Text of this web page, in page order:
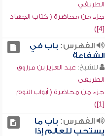
الطريفي
جزء من محاضرة ( كتاب الجهاد
[4])
الفهرس: باب في
الشفاعة
للشيخ: عبد العزيز بن مرزوق
الطريفي
جزء من محاضرة ( أبواب النوم
[1])
الفهرس: باب ما
يستحب للعالم إذا